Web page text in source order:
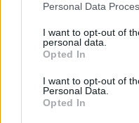
negar su consentimiento.
de su consentimiento,
rechazar tal
cualquier momento
visitando nuestra política
Personal Data
I want to opt-out of
personal data.
Opted In
I want to opt-out of
Personal Data.
Opted In